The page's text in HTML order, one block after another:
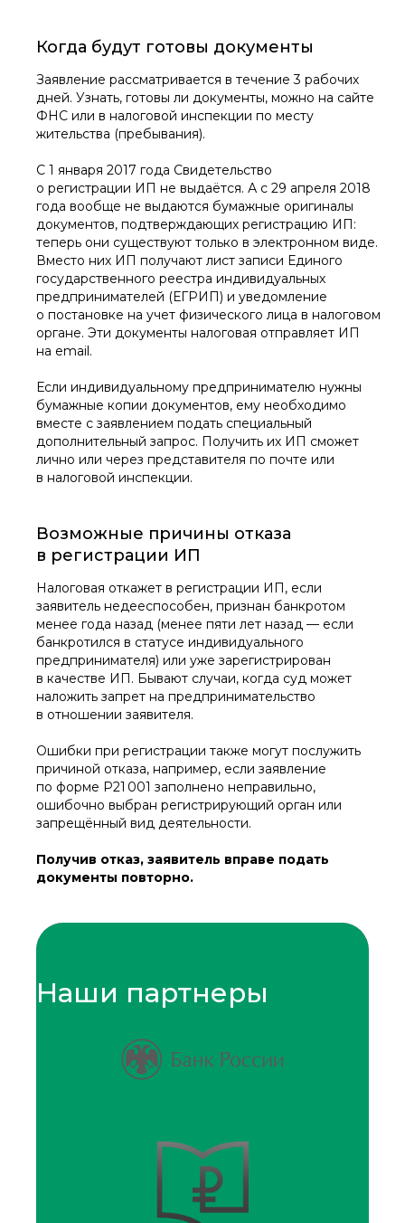
Когда будут готовы документы
Заявление рассматривается в течение 3 рабочих
дней. Узнать, готовы ли документы, можно на сайте
ФНС или в налоговой инспекции по месту
жительства (пребывания).
С 1 января 2017 года Свидетельство
о регистрации ИП не выдаётся. А с 29 апреля 2018
года вообще не выдаются бумажные оригиналы
документов, подтверждающих регистрацию ИП:
теперь они существуют только в электронном виде.
Вместо них ИП получают лист записи Единого
государственного реестра индивидуальных
предпринимателей (ЕГРИП) и уведомление
о постановке на учет физического лица в налоговом
органе. Эти документы налоговая отправляет ИП
на email.
Если индивидуальному предпринимателю нужны
бумажные копии документов, ему необходимо
вместе с заявлением подать специальный
дополнительный запрос. Получить их ИП сможет
лично или через представителя по почте или
в налоговой инспекции.
Возможные причины отказа
в регистрации ИП
Налоговая откажет в регистрации ИП, если
заявитель недееспособен, признан банкротом
менее года назад (менее пяти лет назад — если
банкротился в статусе индивидуального
предпринимателя) или уже зарегистрирован
в качестве ИП. Бывают случаи, когда суд может
наложить запрет на предпринимательство
в отношении заявителя.
Ошибки при регистрации также могут послужить
причиной отказа, например, если заявление
по форме Р21 001 заполнено неправильно,
ошибочно выбран регистрирующий орган или
запрещённый вид деятельности.
Получив отказ, заявитель вправе подать
документы повторно.
Наши партнеры